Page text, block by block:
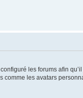
les forums afin
les avatars